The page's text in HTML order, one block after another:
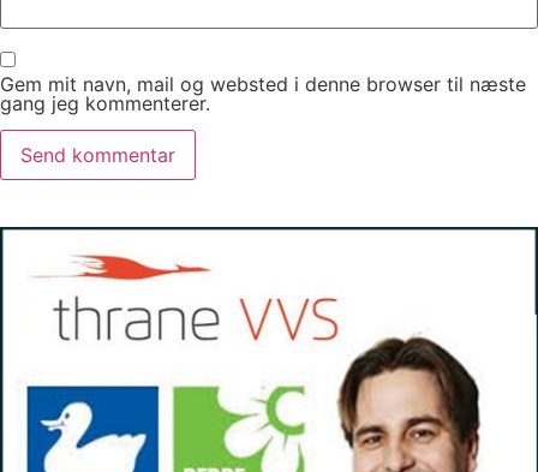
Gem mit navn, mail og websted i denne browser til næste
gang jeg kommenterer.